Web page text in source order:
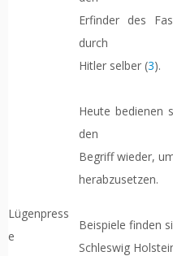
Lügenpress
e
Erfinder des
durch
Hitler selber (3).
Heute bedienen
den
Begriff wieder,
herabzusetzen.
Beispiele finden
Schleswig